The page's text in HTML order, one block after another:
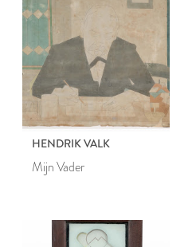
HENDRIK VALK
Mijn Vader